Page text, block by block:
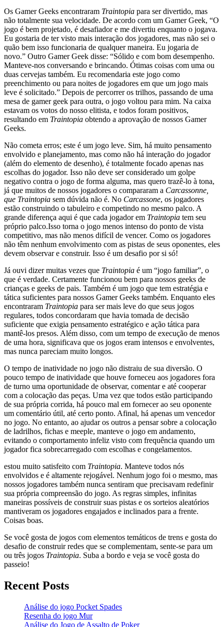
Os Gamer Geeks encontraram Traintopia para ser divertido, mas
não totalmente sua velocidade. De acordo com um Gamer Geek, “O
jogo é bem projetado, é desafiador e me divertiu enquanto o jogava.
Eu gostaria de ter visto mais interação dos jogadores, mas não sei o
quão bem isso funcionaria de qualquer maneira. Eu jogaria de
novo.” Outro Gamer Geek disse: “Sólido e com bom desempenho.
Manteve-nos conversando e brincando. Ótimas coisas com uma ou
duas cervejas também. Eu recomendaria este jogo como
preenchimento ou para noites de jogadores em que um jogo mais
leve é ​​solicitado.” Depois de percorrer os trilhos, passando de uma
mesa de gamer geek para outra, o jogo voltou para mim. Na caixa
estavam os votos do nosso elitista, e todos foram positivos,
resultando em Traintopia obtendo a aprovação de nossos Gamer
Geeks.
Não cometa erros; este é um jogo leve. Sim, há muito pensamento
envolvido e planejamento, mas como não há interação do jogador
(além do elemento de desenho), é totalmente focado apenas nas
escolhas do jogador. Isso não deve ser considerado um golpe
negativo contra o jogo de forma alguma, mas quero trazê-lo à tona,
já que muitos de nossos jogadores o compararam a Carcassonne,
que Traintopia sem dúvida não é. No Carcassone, os jogadores
estão construindo o tabuleiro e competindo no mesmo palco. A
grande diferença aqui é que cada jogador em Traintopia tem seu
próprio palco.Isso torna o jogo menos intenso do ponto de vista
competitivo, mas não menos difícil de vencer. Como os jogadores
não têm nenhum envolvimento com as pistas de seus oponentes, eles
devem observar e construir. Isso é um desafio por si só!
Já ouvi dizer muitas vezes que Traintopia é um “jogo familiar”, o
que é verdade. Certamente funcionou bem para nossos geeks de
crianças e geeks de pais. Também é um jogo que tem estratégia e
tática suficientes para nossos Gamer Geeks também. Enquanto eles
encontraram Traintopia para ser mais leve do que seus jogos
regulares, todos concordaram que havia tomada de decisão
suficiente que exigia pensamento estratégico e ação tática para
mantê-los presos. Além disso, com um tempo de execução de menos
de uma hora, significava que os jogos eram intensos e envolventes,
mas nunca pareciam muito longos.
O tempo de inatividade no jogo não distraiu de sua diversão. O
pouco tempo de inatividade que houve forneceu aos jogadores fora
de turno uma oportunidade de observar, comentar e até cooperar
com a colocação das peças. Uma vez que todos estão participando
de sua própria corrida, há pouco mal em fornecer ao seu oponente
um comentário útil, até certo ponto. Afinal, há apenas um vencedor
no jogo. No entanto, ao ajudar os outros a pensar sobre a colocação
de ladrilhos, fichas e meeple, manteve o jogo em andamento,
evitando o comportamento infeliz visto com frequência quando um
jogador fica sobrecarregado com escolhas e congelamentos.
estou muito satisfeito com Traintopia. Manteve todos nós
envolvidos e é altamente rejogável. Nenhum jogo foi o mesmo, mas
nossos jogadores também nunca sentiram que precisavam redefinir
sua própria compreensão do jogo. As regras simples, infinitas
maneiras possíveis de construir suas pistas e os sorteios aleatórios
mantiveram os jogadores engajados e inclinados para a frente.
Coisas boas.
Se você gosta de jogos com elementos temáticos de trens e gosta do
desafio de construir redes que se complementam, sente-se para um
ou três jogos Traintopia. Suba a bordo e veja se você gosta do
passeio!
Recent Posts
Análise do jogo Pocket Spades
Resenha do jogo Mur
Análise do Jogo de Assalto de Poker